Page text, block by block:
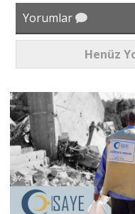
Yorumlar
Henüz